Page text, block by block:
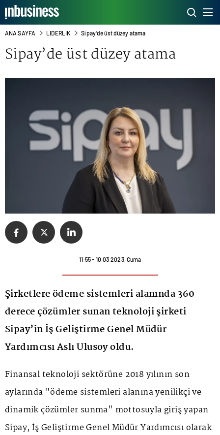
ANA SAYFA LIDERLIK Sipay’de üst düzey atama
Sipay’de üst düzey atama
11:55 - 10.03.2023, Cuma
Şirketlere ödeme sistemleri alanında 360
derece çözümler sunan teknoloji şirketi
Sipay’in İş Geliştirme Genel Müdür
Yardımcısı Aslı Ulusoy oldu.
Finansal teknoloji sektörüne 2018 yılının son
aylarında "ödeme sistemleri alanına yenilikçi ve
dinamik çözümler sunma" mottosuyla giriş yapan
Sipay, İş Geliştirme Genel Müdür Yardımcısı olarak